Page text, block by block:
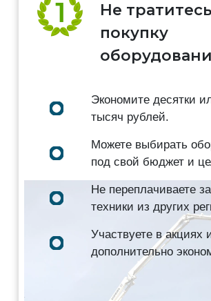
Не
покупку
Экономите десятки
тысяч рублей.
Можете выбирать
под свой бюджет и
Не переплачиваете
техники из других
Участвуете в акциях
дополнительно